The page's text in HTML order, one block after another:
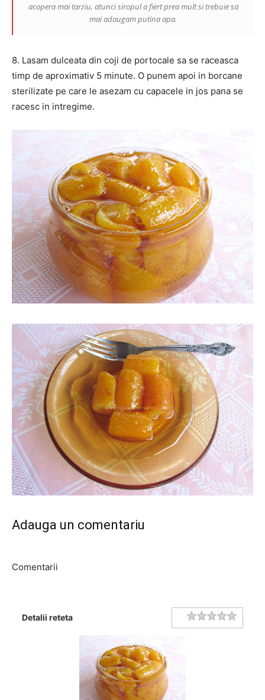
acopera mai tarziu, atunci siropul a fiert prea mult si trebuie sa
mai adaugam putina apa.
8. Lasam dulceata din coji de portocale sa se raceasca
timp de aproximativ 5 minute. O punem apoi in borcane
sterilizate pe care le asezam cu capacele in jos pana se
racesc in intregime.
Adauga un comentariu
Comentarii
Detalii reteta Rating